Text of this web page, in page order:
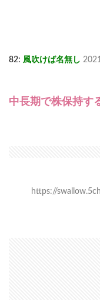
82: 風吹けば名無し
中長期で株保持す
https://